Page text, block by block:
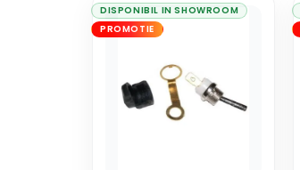
DISPONIBIL IN SHOWROOM
PROMOTIE